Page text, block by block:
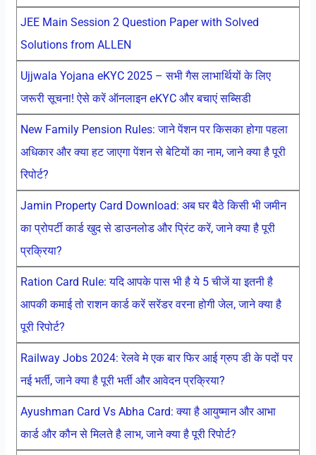
JEE Main Session 2 Question Paper with Solved
Solutions from ALLEN
Ujjwala Yojana eKYC 2025 – सभी गैस लाभार्थियों के लिए
जरूरी सूचना! ऐसे करें ऑनलाइन eKYC और बचाएं सब्सिडी
New Family Pension Rules: जाने पेंशन पर किसका होगा पहला
अधिकार और क्या हट जाएगा पेंशन से बेटियों का नाम, जाने क्या है पूरी
रिपोर्ट?
Jamin Property Card Download: अब घर बैठे किसी भी जमीन
का प्रोपर्टी कार्ड खुद से डाउनलोड और प्रिंट करें, जाने क्या है पूरी
प्रक्रिया?
Ration Card Rule: यदि आपके पास भी है ये 5 चीजें या इतनी है
आपकी कमाई तो राशन कार्ड करें सरेंडर वरना होगी जेल, जाने क्या है
पूरी रिपोर्ट?
Railway Jobs 2024: रेलवे मे एक बार फिर आई ग्रुप डी के पदों पर
नई भर्ती, जाने क्या है पूरी भर्ती और आवेदन प्रक्रिया?
Ayushman Card Vs Abha Card: क्या है आयुष्मान और आभा
कार्ड और कौन से मिलते है लाभ, जाने क्या है पूरी रिपोर्ट?